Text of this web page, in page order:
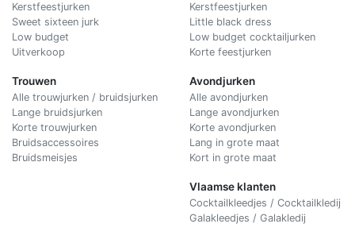
Kerstfeestjurken
Sweet sixteen jurk
Low budget
Uitverkoop
Trouwen
Alle trouwjurken / bruidsjurken
Lange bruidsjurken
Korte trouwjurken
Bruidsaccessoires
Bruidsmeisjes
Kerstfeestjurken
Little black dress
Low budget cocktailjurken
Korte feestjurken
Avondjurken
Alle avondjurken
Lange avondjurken
Korte avondjurken
Lang in grote maat
Kort in grote maat
Vlaamse klanten
Cocktailkleedjes / Cocktailkledij
Galakleedjes / Galakledij